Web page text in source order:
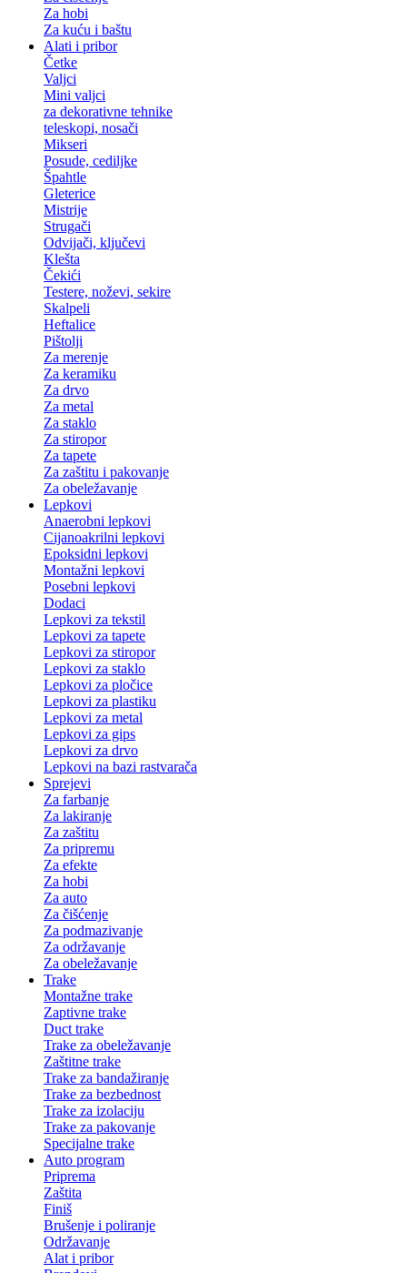
Za hobi
Za kuću i baštu
Alati i pribor
Četke
Valjci
Mini valjci
za dekorativne tehnike
teleskopi, nosači
Mikseri
Posude, cediljke
Špahtle
Gleterice
Mistrije
Strugači
Odvijači, ključevi
Klešta
Čekići
Testere, noževi, sekire
Skalpeli
Heftalice
Pištolji
Za merenje
Za keramiku
Za drvo
Za metal
Za staklo
Za stiropor
Za tapete
Za zaštitu i pakovanje
Za obeležavanje
Lepkovi
Anaerobni lepkovi
Cijanoakrilni lepkovi
Epoksidni lepkovi
Montažni lepkovi
Posebni lepkovi
Dodaci
Lepkovi za tekstil
Lepkovi za tapete
Lepkovi za stiropor
Lepkovi za staklo
Lepkovi za pločice
Lepkovi za plastiku
Lepkovi za metal
Lepkovi za gips
Lepkovi za drvo
Lepkovi na bazi rastvarača
Sprejevi
Za farbanje
Za lakiranje
Za zaštitu
Za pripremu
Za efekte
Za hobi
Za auto
Za čišćenje
Za podmazivanje
Za održavanje
Za obeležavanje
Trake
Montažne trake
Zaptivne trake
Duct trake
Trake za obeležavanje
Zaštitne trake
Trake za bandažiranje
Trake za bezbednost
Trake za izolaciju
Trake za pakovanje
Specijalne trake
Auto program
Priprema
Zaštita
Finiš
Brušenje i poliranje
Održavanje
Alat i pribor